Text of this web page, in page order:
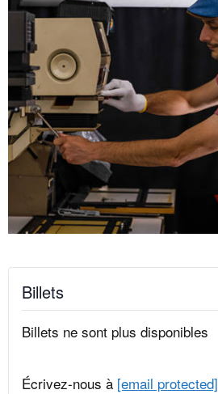
Billets
Billets ne sont plus disponibles
Écrivez-nous à [email protected]